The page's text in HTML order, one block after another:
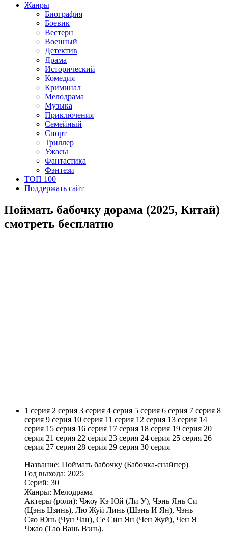
Жанры
Биография
Боевик
Вестерн
Военный
Детектив
Драма
Исторический
Комедия
Криминал
Мелодрама
Музыка
Приключения
Семейный
Спорт
Триллер
Ужасы
Фантастика
Фэнтези
ТОП 100
Поддержать сайт
Поймать бабочку дорама (2025, Китай)
смотреть бесплатно
1 серия 2 серия 3 серия 4 серия 5 серия 6 серия 7 серия 8
серия 9 серия 10 серия 11 серия 12 серия 13 серия 14
серия 15 серия 16 серия 17 серия 18 серия 19 серия 20
серия 21 серия 22 серия 23 серия 24 серия 25 серия 26
серия 27 серия 28 серия 29 серия 30 серия
Название: Поймать бабочку (Бабочка-снайпер)
Год выхода: 2025
Серий: 30
Жанры: Мелодрама
Актеры (роли): Чжоу Кэ Юй (Ли У), Чэнь Янь Си
(Цэнь Цзинь), Лю Жуй Линь (Шэнь И Ян), Чэнь
Сяо Юнь (Чун Чан), Се Син Ян (Чен Жуй), Чен Я
Чжао (Тао Вань Вэнь).